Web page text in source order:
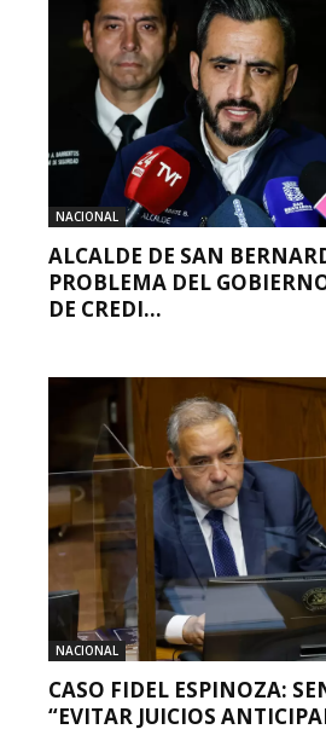
NACIONAL
ALCALDE DE SAN
PROBLEMA DEL
DE CREDI...
NACIONAL
CASO FIDEL ESPINOZA:
“EVITAR JUICIOS